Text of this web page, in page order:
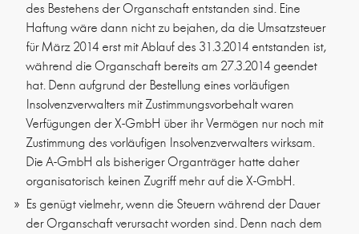
des Bestehens der Organschaft entstanden sind. Eine
Haftung wäre dann nicht zu bejahen, da die Umsatzsteuer
für März 2014 erst mit Ablauf des 31.3.2014 entstanden ist,
während die Organschaft bereits am 27.3.2014 geendet
hat. Denn aufgrund der Bestellung eines vorläufigen
Insolvenzverwalters mit Zustimmungsvorbehalt waren
Verfügungen der X-GmbH über ihr Vermögen nur noch mit
Zustimmung des vorläufigen Insolvenzverwalters wirksam.
Die A-GmbH als bisheriger Organträger hatte daher
organisatorisch keinen Zugriff mehr auf die X-GmbH.
Es genügt vielmehr, wenn die Steuern während der Dauer
der Organschaft verursacht worden sind. Denn nach dem